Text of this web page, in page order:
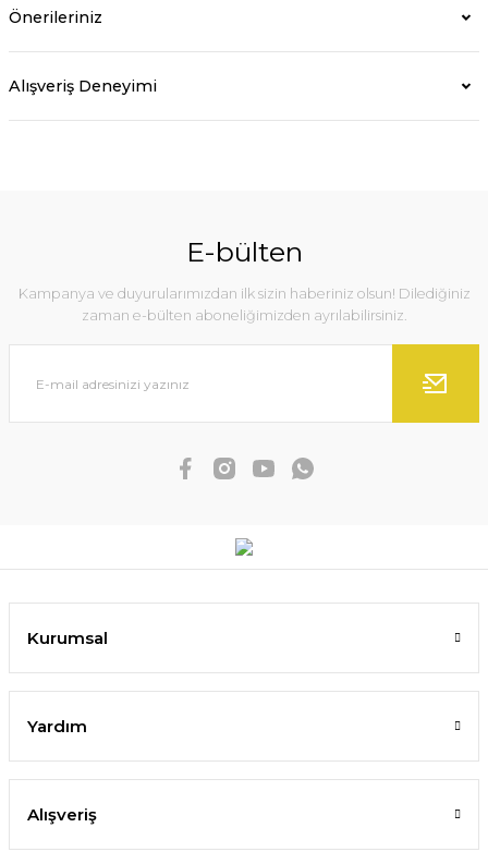
Önerileriniz
Alışveriş Deneyimi
E-bülten
Kampanya ve duyurularımızdan ilk sizin haberiniz olsun! Dilediğiniz
zaman e-bülten aboneliğimizden ayrılabilirsiniz.
Kurumsal
Yardım
Alışveriş